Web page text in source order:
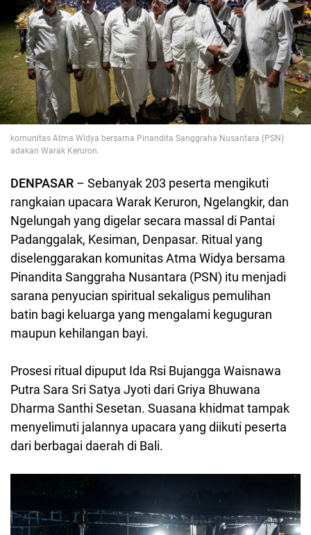
komunitas Atma Widya bersama Pinandita Sanggraha Nusantara (PSN)
adakan Warak Keruron.
DENPASAR – Sebanyak 203 peserta mengikuti
rangkaian upacara Warak Keruron, Ngelangkir, dan
Ngelungah yang digelar secara massal di Pantai
Padanggalak, Kesiman, Denpasar. Ritual yang
diselenggarakan komunitas Atma Widya bersama
Pinandita Sanggraha Nusantara (PSN) itu menjadi
sarana penyucian spiritual sekaligus pemulihan
batin bagi keluarga yang mengalami keguguran
maupun kehilangan bayi.
Prosesi ritual dipuput Ida Rsi Bujangga Waisnawa
Putra Sara Sri Satya Jyoti dari Griya Bhuwana
Dharma Santhi Sesetan. Suasana khidmat tampak
menyelimuti jalannya upacara yang diikuti peserta
dari berbagai daerah di Bali.